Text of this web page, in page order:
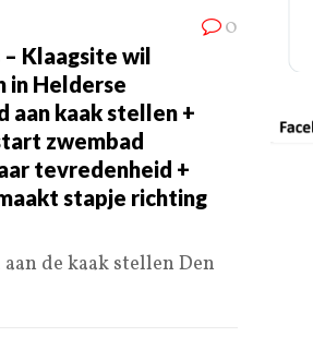
0
– Klaagsite wil
in Helderse
aan kaak stellen +
zwembad
tevredenheid +
stapje richting
de kaak stellen Den